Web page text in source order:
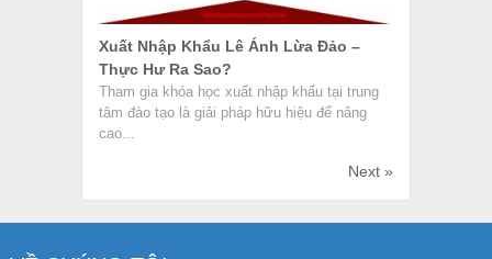
Xuất Nhập Khẩu Lê Ánh Lừa Đảo –
Thực Hư Ra Sao?
Tham gia khóa học xuất nhập khẩu tại trung
tâm đào tạo là giải pháp hữu hiệu để nâng
cao...
Next »